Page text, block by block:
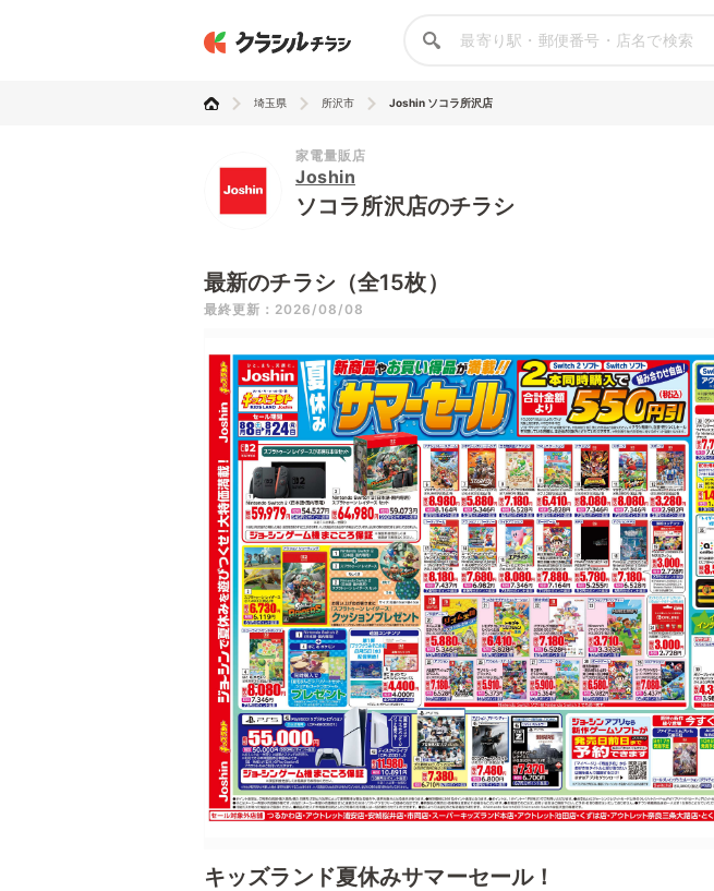
埼玉県 所沢市 Joshin ソコラ所沢店
家電量販店
Joshin
ソコラ所沢店のチラシ
最新のチラシ（全15枚）
最終更新：2026/08/08
キッズランド夏休みサマーセール！